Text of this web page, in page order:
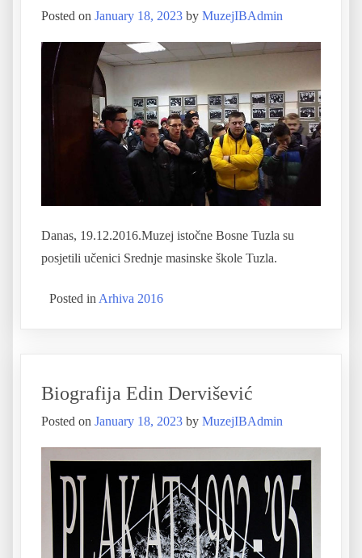
Posted on January 18, 2023 by MuzejIBAdmin
Danas, 19.12.2016.Muzej istočne Bosne Tuzla su
posjetili učenici Srednje masinske škole Tuzla.
Posted in Arhiva 2016
Biografija Edin Dervišević
Posted on January 18, 2023 by MuzejIBAdmin